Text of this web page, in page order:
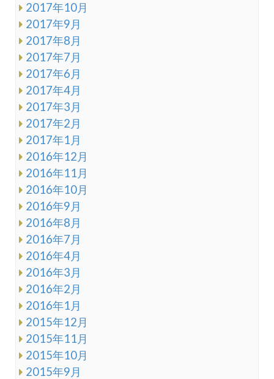
2017年10月
2017年9月
2017年8月
2017年7月
2017年6月
2017年4月
2017年3月
2017年2月
2017年1月
2016年12月
2016年11月
2016年10月
2016年9月
2016年8月
2016年7月
2016年4月
2016年3月
2016年2月
2016年1月
2015年12月
2015年11月
2015年10月
2015年9月